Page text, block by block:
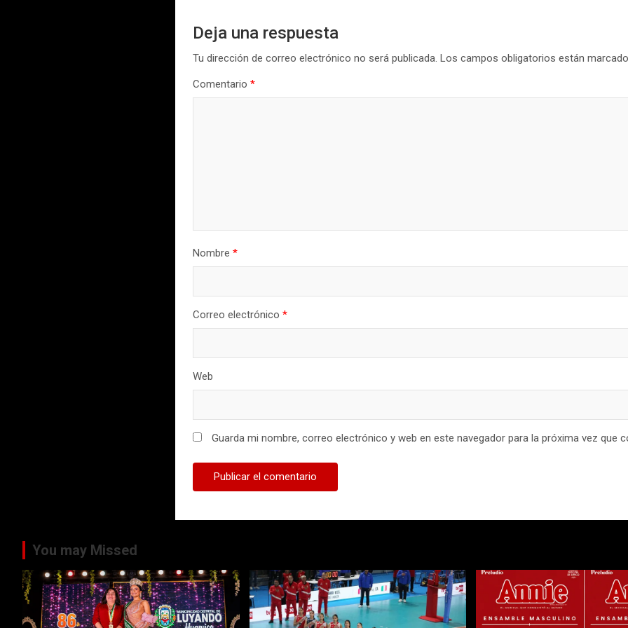
Deja una respuesta
Tu dirección de correo electrónico no será publicada. Los campos obligatorios están
Comentario*
Nombre*
Correo electrónico*
Web
Guarda mi nombre, correo electrónico y web en este navegador para la próxima vez que
You may Missed